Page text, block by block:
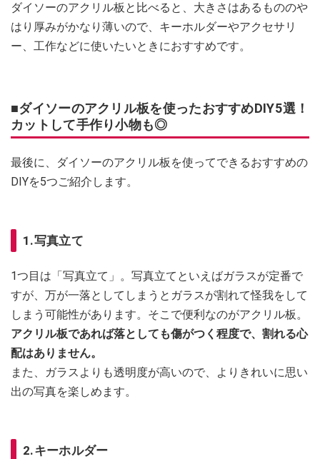
ダイソーのアクリル板と比べると、大きさはあるもののや
はり厚みがかなり薄いので、キーホルダーやアクセサリ
ー、工作などに使いたいときにおすすめです。
■ダイソーのアクリル板を使ったおすすめDIY5選！
カットして手作り小物も◎
最後に、ダイソーのアクリル板を使ってできるおすすめの
DIYを5つご紹介します。
1.写真立て
1つ目は「写真立て」。写真立てといえばガラスが定番で
すが、万が一落としてしまうとガラスが割れて怪我をして
しまう可能性があります。そこで便利なのがアクリル板。
アクリル板であれば落としても傷がつく程度で、割れる心
配はありません。
また、ガラスよりも透明度が高いので、よりきれいに思い
出の写真を楽しめます。
2.キーホルダー